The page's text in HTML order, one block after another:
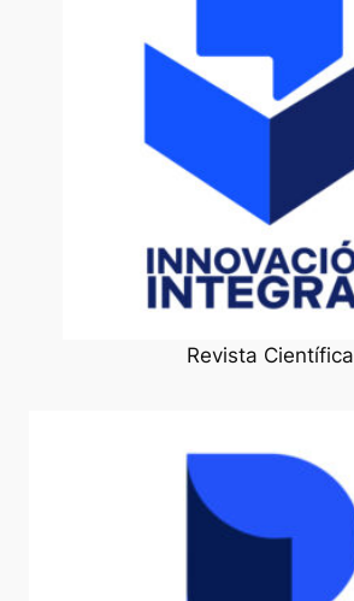
Revista Científica